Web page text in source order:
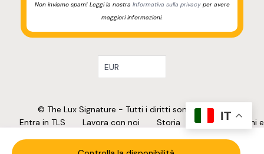
Non inviamo spam! Leggi la nostra Informativa sulla privacyper avere
maggiori informazioni.
EUR
© The Lux Signature - Tutti i diritti sono riservati.
Entra in TLS
Lavora con noi Storia FAQ
Termini e
IT